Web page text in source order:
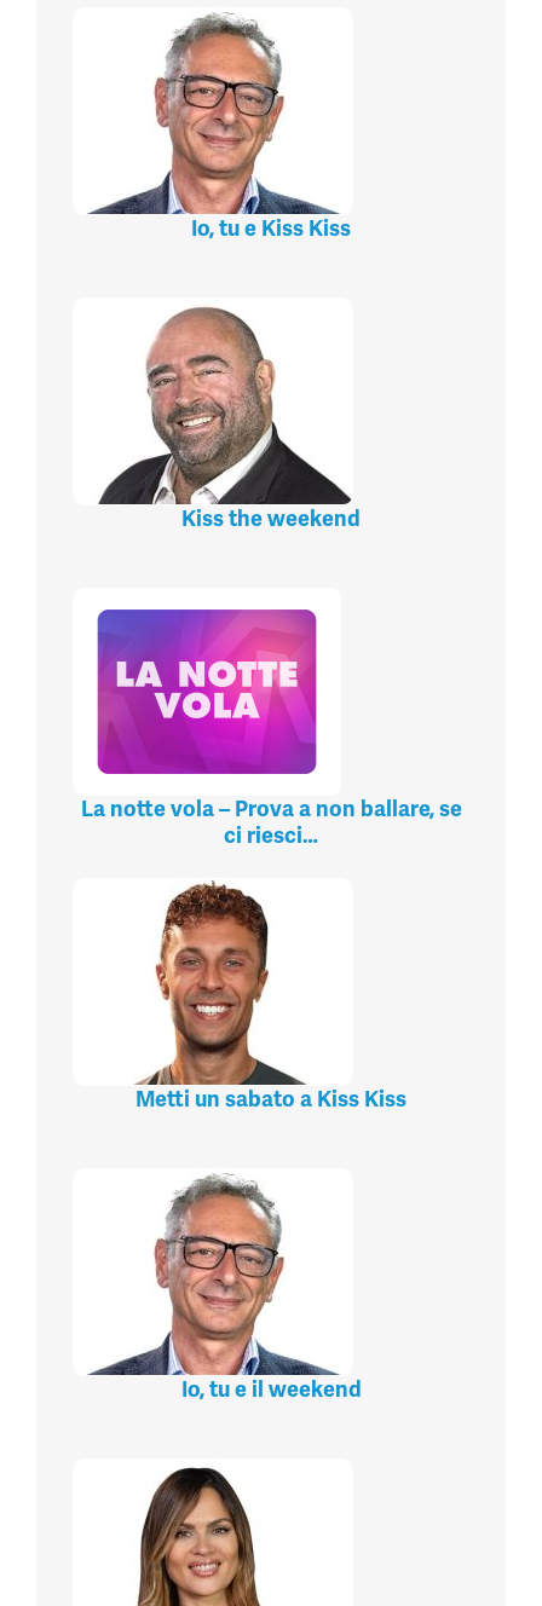
Io, tu e Kiss Kiss
Kiss the weekend
La notte vola – Prova a non ballare, se
ci riesci…
Metti un sabato a Kiss Kiss
Io, tu e il weekend